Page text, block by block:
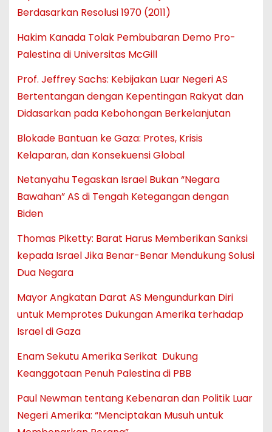
Berdasarkan Resolusi 1970 (2011)
Hakim Kanada Tolak Pembubaran Demo Pro-
Palestina di Universitas McGill
Prof. Jeffrey Sachs: Kebijakan Luar Negeri AS
Bertentangan dengan Kepentingan Rakyat dan
Didasarkan pada Kebohongan Berkelanjutan
Blokade Bantuan ke Gaza: Protes, Krisis
Kelaparan, dan Konsekuensi Global
Netanyahu Tegaskan Israel Bukan “Negara
Bawahan” AS di Tengah Ketegangan dengan
Biden
Thomas Piketty: Barat Harus Memberikan Sanksi
kepada Israel Jika Benar-Benar Mendukung Solusi
Dua Negara
Mayor Angkatan Darat AS Mengundurkan Diri
untuk Memprotes Dukungan Amerika terhadap
Israel di Gaza
Enam Sekutu Amerika Serikat Dukung
Keanggotaan Penuh Palestina di PBB
Paul Newman tentang Kebenaran dan Politik Luar
Negeri Amerika: “Menciptakan Musuh untuk